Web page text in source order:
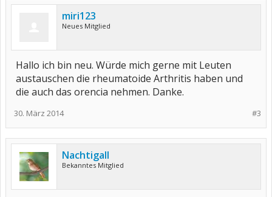
miri123
Neues Mitglied
Hallo ich bin neu. Würde mich gerne mit Leuten
austauschen die rheumatoide Arthritis haben und
die auch das orencia nehmen. Danke.
#3
30. März 2014
Nachtigall
Bekanntes Mitglied